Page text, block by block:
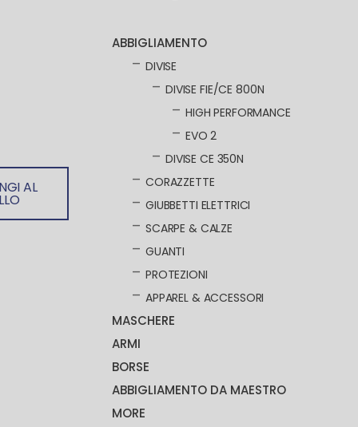
AL
ABBIGLIAMENTO
DIVISE
DIVISE FIE/CE 800N
HIGH PERFORMANCE
EVO 2
DIVISE CE 350N
CORAZZETTE
GIUBBETTI ELETTRICI
SCARPE & CALZE
GUANTI
PROTEZIONI
APPAREL & ACCESSORI
MASCHERE
ARMI
BORSE
ABBIGLIAMENTO DA MAESTRO
MORE